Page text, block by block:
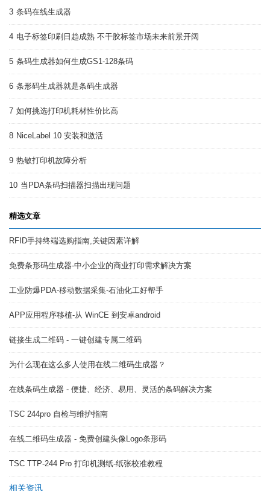
3 条码在线生成器
4 电子标签印刷日趋成熟 不干胶标签市场未来前景开阔
5 条码生成器如何生成GS1-128条码
6 条形码生成器就是条码生成器
7 如何挑选打印机耗材性价比高
8 NiceLabel 10 安装和激活
9 热敏打印机故障分析
10 当PDA条码扫描器扫描出现问题
精选文章
RFID手持终端选购指南,关键因素详解
免费条形码生成器-中小企业的商业打印需求解决方案
工业防爆PDA-移动数据采集-石油化工好帮手
APP应用程序移植-从 WinCE 到安卓android
链接生成二维码 - 一键创建专属二维码
为什么现在这么多人使用在线二维码生成器？
在线条码生成器 - 便捷、经济、易用、灵活的条码解决方案
TSC 244pro 自检与维护指南
在线二维码生成器 - 免费创建头像Logo条形码
TSC TTP-244 Pro 打印机测纸-纸张校准教程
相关资讯